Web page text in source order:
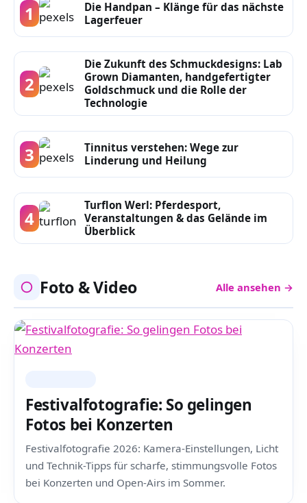
1
Die Handpan – Klänge für das nächste
Lagerfeuer
2
Die Zukunft des Schmuckdesigns: Lab
Grown Diamanten, handgefertigter
Goldschmuck und die Rolle der
Technologie
3
Tinnitus verstehen: Wege zur
Linderung und Heilung
4
Turflon Werl: Pferdesport,
Veranstaltungen & das Gelände im
Überblick
Foto & Video Alle ansehen →
Festivalfotografie: So gelingen
Fotos bei Konzerten
Festivalfotografie 2026: Kamera-Einstellungen, Licht
und Technik-Tipps für scharfe, stimmungsvolle Fotos
bei Konzerten und Open-Airs im Sommer.